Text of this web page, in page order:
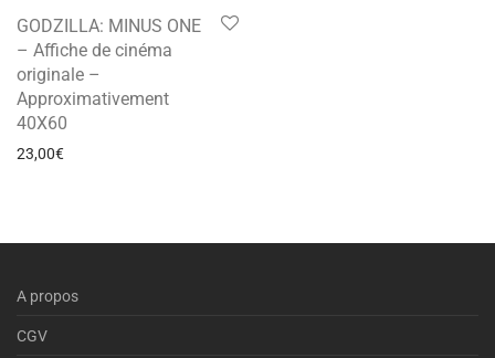
GODZILLA: MINUS ONE
– Affiche de cinéma
originale –
Approximativement
40X60
23,00€
A propos
CGV